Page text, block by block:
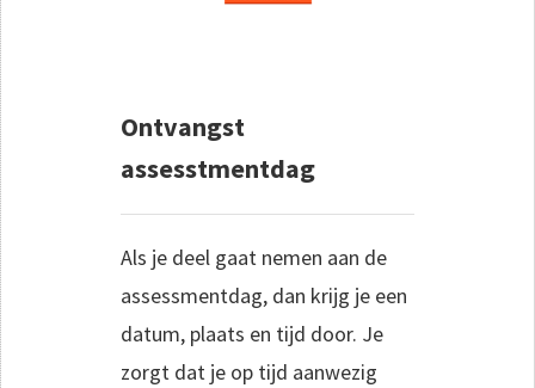
Ontvangst
assesstmentdag
Als je deel gaat nemen aan de
assessmentdag, dan krijg je een
datum, plaats en tijd door. Je
zorgt dat je op tijd aanwezig